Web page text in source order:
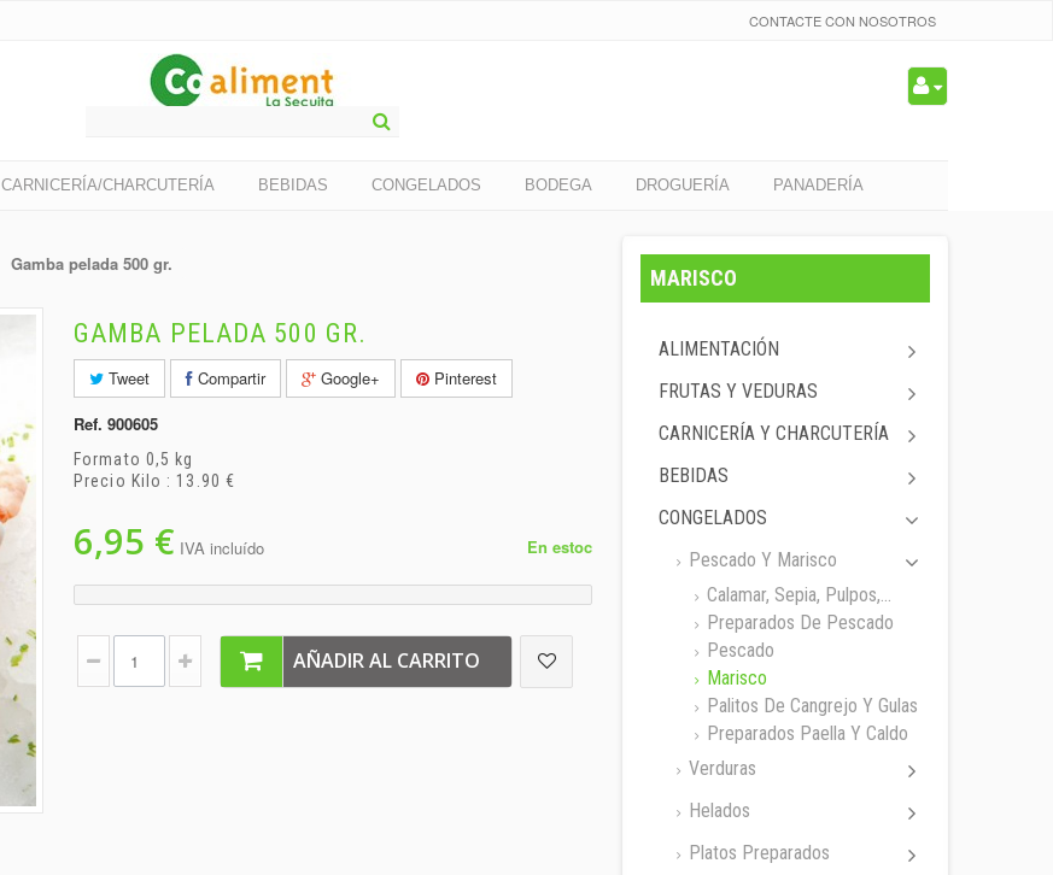
CONTACTE CON NOSOTROS
CARNICERÍA/CHARCUTERÍA BEBIDAS CONGELADOS BODEGA DROGUERÍA PANADERÍA
Gamba pelada 500 gr.
GAMBA PELADA 500 GR.
Tweet Compartir Google+
Pinterest
Ref. 900605
Formato 0,5 kg
Precio Kilo : 13.90 €
6,95 € IVA incluído En estoc
AÑADIR AL CARRITO
MARISCO
ALIMENTACIÓN
FRUTAS Y VEDURAS
CARNICERÍA Y CHARCUTERÍA
BEBIDAS
CONGELADOS
Pescado Y Marisco
Calamar, Sepia, Pulpos,...
Preparados De Pescado
Pescado
Marisco
Palitos De Cangrejo Y Gulas
Preparados Paella Y Caldo
Verduras
Helados
Platos Preparados